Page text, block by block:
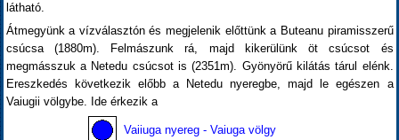
látható.
Átmegyünk a vízválasztón és megjelenik előttünk a Buteanu piramisszerű
csúcsa (1880m). Felmászunk rá, majd kikerülünk öt csúcsot és
megmásszuk a Netedu csúcsot is (2351m). Gyönyörű kilátás tárul elénk.
Ereszkedés következik előbb a Netedu nyeregbe, majd le egészen a
Vaiugii völgybe. Ide érkezik a
Vaiiuga nyereg - Vaiuga völgy